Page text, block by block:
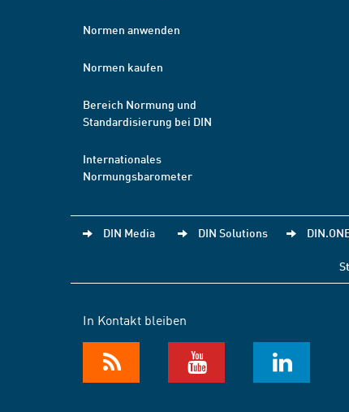
Normen anwenden
Normen kaufen
Bereich Normung und
Standardisierung bei DIN
Internationales
Normungsbarometer
DIN Media DIN Solutions
In Kontakt bleiben